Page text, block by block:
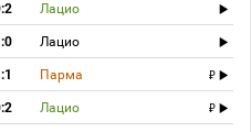
Лацио
Лацио
Парма
Лацио